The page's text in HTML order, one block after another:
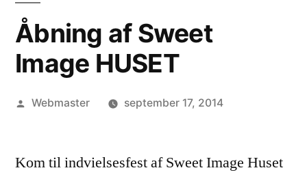
Åbning af Sweet
Image HUSET
Posted
Webmaster september 17, 2014
Kom til indvielsesfest af Sweet Image Huset